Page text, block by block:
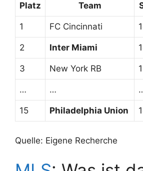
Platz Team
1 FC Cincinnati
2 Inter Miami
3 New York RB
… …
15 Philadelphia Union
Quelle: Eigene Recherche